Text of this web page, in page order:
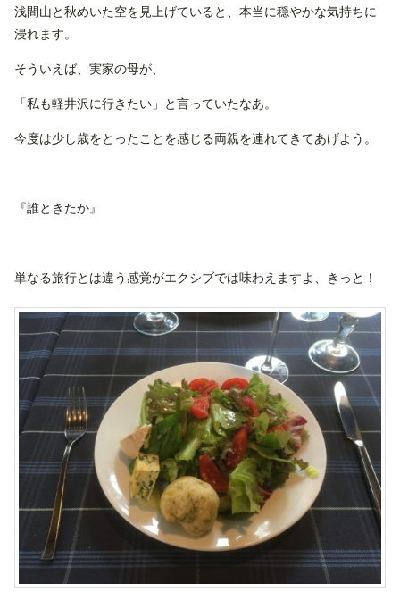
浅間山と秋めいた空を見上げていると、本当に穏やかな気持ちに
浸れます。
そういえば、実家の母が、
「私も軽井沢に行きたい」と言っていたなあ。
今度は少し歳をとったことを感じる両親を連れてきてあげよう。
『誰ときたか』
単なる旅行とは違う感覚がエクシブでは味わえますよ、きっと！